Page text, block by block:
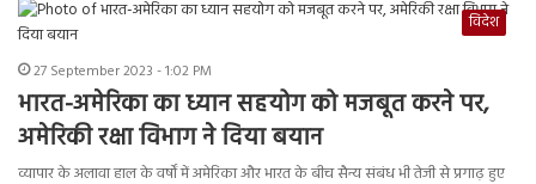
विदेश
27 September 2023 - 1:02 PM
भारत-अमेरिका का ध्यान सहयोग को मजबूत करने पर,
अमेरिकी रक्षा विभाग ने दिया बयान
व्यापार के अलावा हाल के वर्षों में अमेरिका और भारत के बीच सैन्य संबंध भी तेजी से प्रगाढ़ हुए